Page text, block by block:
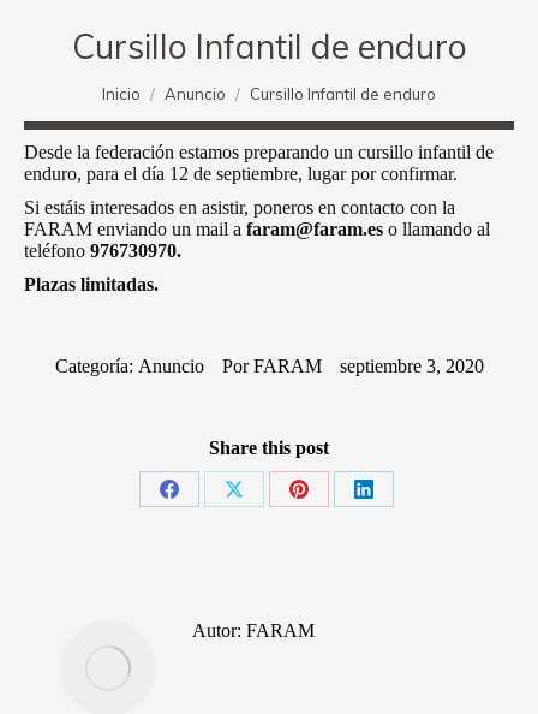
Cursillo Infantil de enduro
Inicio Anuncio Cursillo Infantil de enduro
Desde la federación estamos preparando un cursillo infantil de
enduro, para el día 12 de septiembre, lugar por confirmar.
Si estáis interesados en asistir, poneros en contacto con la
FARAM enviando un mail a faram@faram.es o llamando al
teléfono 976730970.
Plazas limitadas.
Categoría: Anuncio PorFARAM septiembre 3, 2020
Share this post
Share
Share
Share
Share
Autor: FARAM